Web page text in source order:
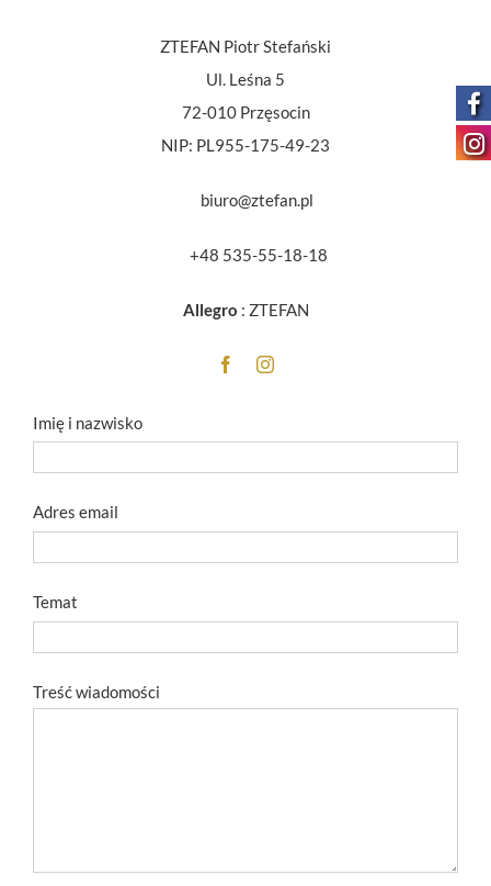
ZTEFAN Piotr Stefański
Ul. Leśna 5
72-010 Przęsocin
NIP: PL955-175-49-23
biuro@ztefan.pl
+48 535-55-18-18
Allegro : ZTEFAN
Imię i nazwisko
Adres email
Temat
Treść wiadomości